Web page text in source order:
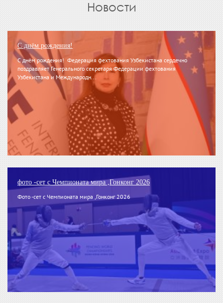
Новости
С днём рождения!
С днём рождения! Федерация фехтования Узбекистана сердечно
поздравляет Генерального секретаря Федерации фехтования
Узбекистана и Международн...
фото -сет с Чемпионата мира ,Гонконг 2026
Фото -сет с Чемпионата мира ,Гонконг 2026